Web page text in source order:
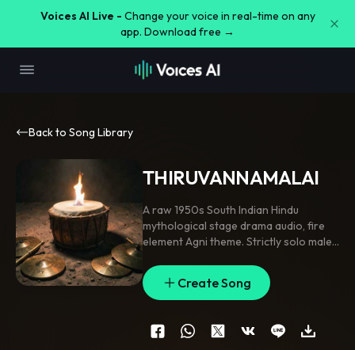
Voices AI Live - Change your voice in real-time on any
app. Download free →
Back to Song Library
THIRUVANNAMALAI
A raw 1950s South Indian Hindu
mythological stage drama audio, fire
element Agni theme. Strictly solo male
The actor has a powerful
high-pitched 1960s theatrical male
voice. It begins with the actor
delivering a dramatic
emotional
spoken storytelling monologue in a
Create Song